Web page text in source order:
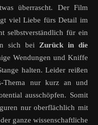
überrascht. Der Film
viel Liebe fürs Detail im
selbstverständlich für ein
sich bei Zurück in die
Wendungen und Kniffe
halten. Leider reißen
Thema nur kurz an und
ausschöpfen. Somit
nur oberflächlich mit
ganze wissenschaftliche